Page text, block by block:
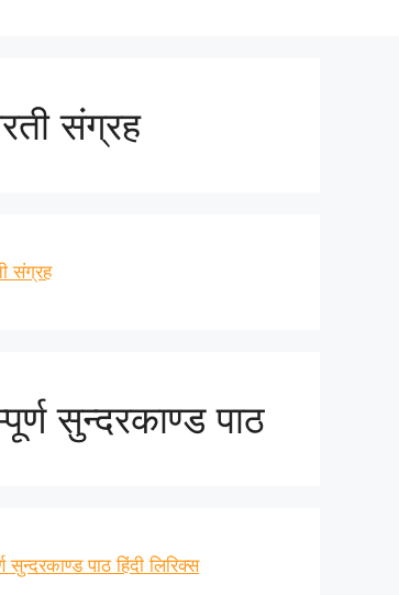
संग्रह
संग्रह
सुन्दरकाण्ड पाठ
सुन्दरकाण्ड पाठ हिंदी लिरिक्स